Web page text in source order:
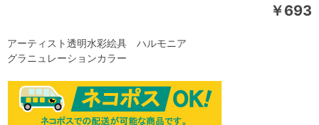
￥693
アーティスト透明水彩絵具 ハルモニア
グラニュレーションカラー